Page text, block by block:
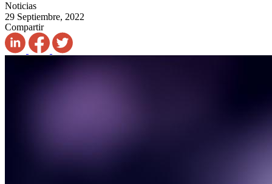
Noticias
29 Septiembre, 2022
Compartir